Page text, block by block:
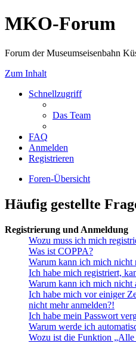
MKO-Forum
Forum der Museumseisenbahn
Zum Inhalt
Schnellzugriff
Das Team
FAQ
Anmelden
Registrieren
Foren-Übersicht
Häufig gestellte
Registrierung und Anmeldung
Wozu muss ich mich
Was ist COPPA?
Warum kann ich mich nicht
Ich habe mich registriert,
Warum kann ich mich nicht
Ich habe mich vor einiger
nicht mehr anmelden?!
Ich habe mein Passwort
Warum werde ich
Wozu ist die Funktion „Alle